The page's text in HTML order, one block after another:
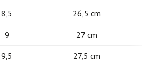
8,5 26,5 cm
9 27 cm
9,5 27,5 cm